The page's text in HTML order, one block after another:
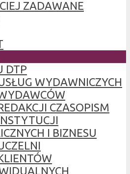
ZADAWANE
DTP
WYDAWNICZYCH
CZASOPISM
I BIZNESU